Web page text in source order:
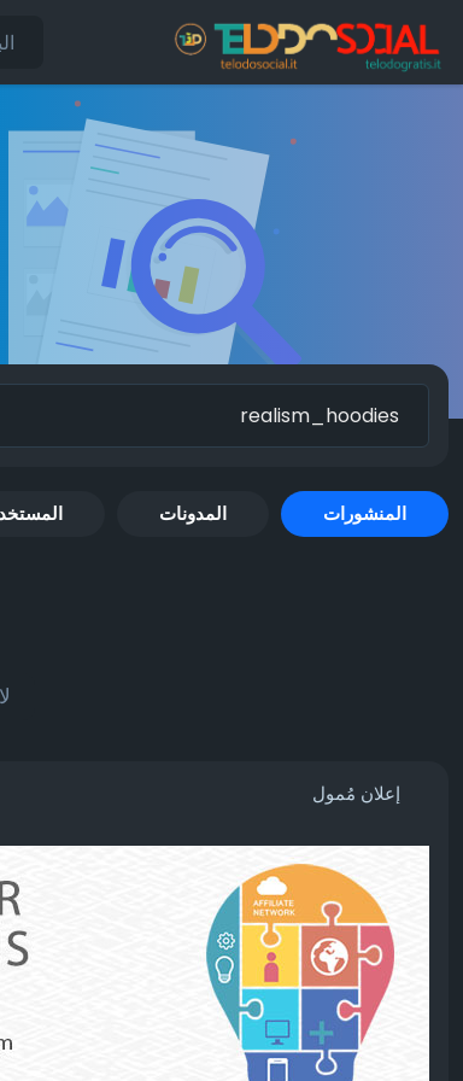
المنشورات المدونات
إعلان مُمول